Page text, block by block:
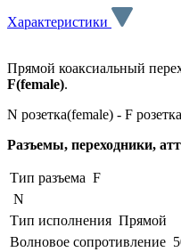
Характеристики
Прямой коаксиальный
F(female).
N розетка(female) - F
Разъемы, переходники,
Тип разъема F
N
Тип исполнения Прямой
Волновое сопротивление